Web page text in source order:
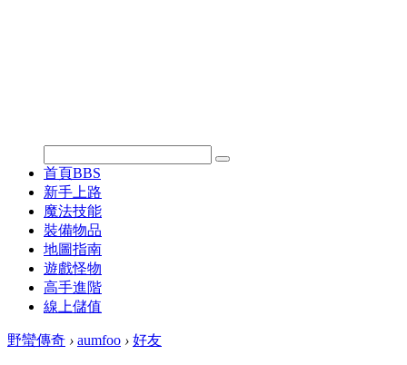
首頁BBS
新手上路
魔法技能
裝備物品
地圖指南
遊戲怪物
高手進階
線上儲值
野蠻傳奇 › aumfoo › 好友